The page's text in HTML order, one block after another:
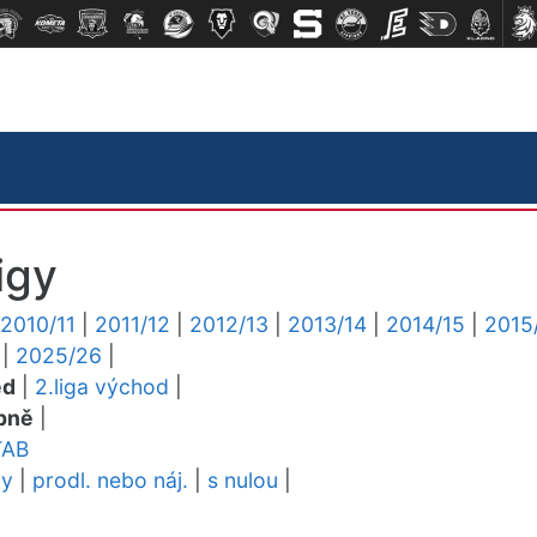
2010/11 2011/12 2012/13 2013/14 2014/15
2025/26
2.liga východ
prodl. nebo náj. s nulou